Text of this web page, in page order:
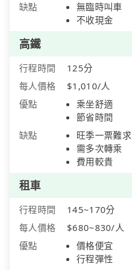
缺點
無臨時叫車
不收現金
高鐵
行程時間
125分
每人價格
$1,010/人
優點
乘坐舒適
節省時間
缺點
旺季一票難求
需多次轉乘
費用較貴
租車
行程時間
145~170分
每人價格
$680~830/人
優點
價格便宜
行程彈性